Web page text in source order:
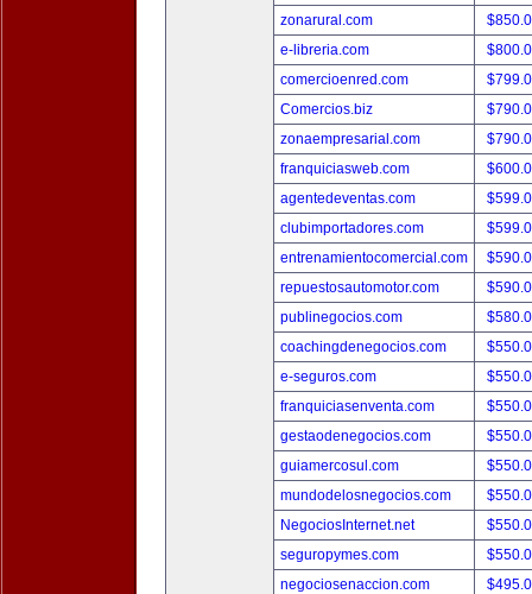
zonarural.com
e-libreria.com
comercioenred.com
Comercios.biz
zonaempresarial.com
franquiciasweb.com
agentedeventas.com
clubimportadores.com
entrenamientocomercial.com
repuestosautomotor.com
publinegocios.com
coachingdenegocios.com
e-seguros.com
franquiciasenventa.com
gestaodenegocios.com
guiamercosul.com
mundodelosnegocios.com
NegociosInternet.net
seguropymes.com
negociosenaccion.com